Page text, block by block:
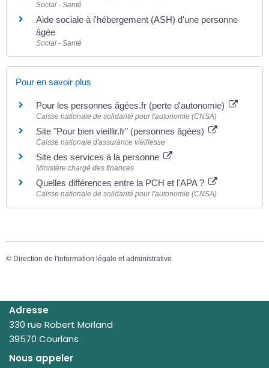
Social - Santé
Aide sociale à l'hébergement (ASH) d'une personne
âgée
Social - Santé
Pour en savoir plus
Pour les personnes âgées.fr (perte d'autonomie)
Caisse nationale de solidarité pour l'autonomie (CNSA)
Site "Pour bien vieillir.fr" (personnes âgées)
Caisse nationale d'assurance vieillesse
Site des services à la personne
Ministère chargé des finances
Quelles différences entre la PCH et l'APA ?
Caisse nationale de solidarité pour l'autonomie (CNSA)
© Direction de l'information légale et administrative
Adresse
330 rue Robert Morland
39570 Courlans
Nous appeler